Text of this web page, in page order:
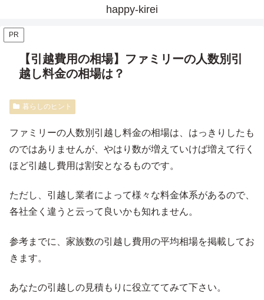
happy-kirei
PR
【引越費用の相場】ファミリーの人数別引
越し料金の相場は？
暮らしのヒント
ファミリーの人数別引越し料金の相場は、はっきりしたも
のではありませんが、やはり数が増えていけば増えて行く
ほど引越し費用は割安となるものです。
ただし、引越し業者によって様々な料金体系があるので、
各社全く違うと云って良いかも知れません。
参考までに、家族数の引越し費用の平均相場を掲載してお
きます。
あなたの引越しの見積もりに役立ててみて下さい。